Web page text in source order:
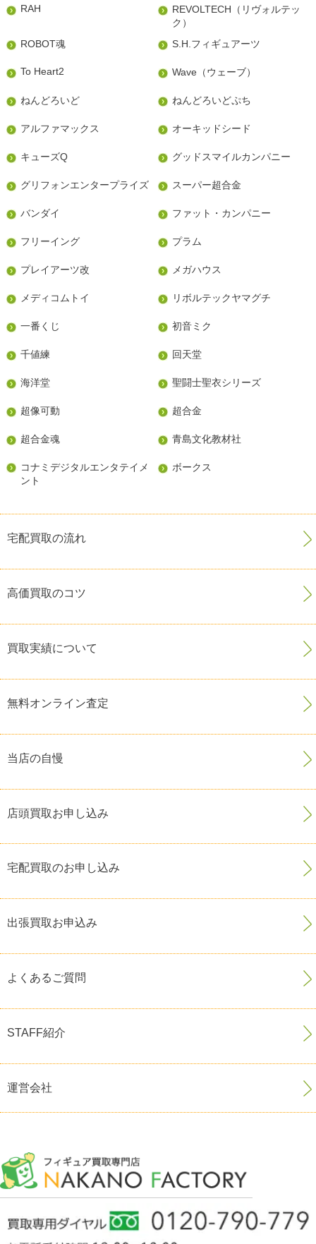
RAH
REVOLTECH（リヴォルテッ
ク）
ROBOT魂
S.H.フィギュアーツ
To Heart2 Wave（ウェーブ）
ねんどろいど ねんどろいどぷち
アルファマックス オーキッドシード
キューズQ グッドスマイルカンパニー
グリフォンエンタープライズ スーパー超合金
バンダイ ファット・カンパニー
フリーイング プラム
プレイアーツ改 メガハウス
メディコムトイ リボルテックヤマグチ
一番くじ 初音ミク
千値練 回天堂
海洋堂 聖闘士聖衣シリーズ
超像可動 超合金
超合金魂 青島文化教材社
コナミデジタルエンタテイメ
ント
ボークス
宅配買取の流れ
高価買取のコツ
買取実績について
無料オンライン査定
当店の自慢
店頭買取お申し込み
宅配買取のお申し込み
出張買取お申込み
よくあるご質問
STAFF紹介
運営会社